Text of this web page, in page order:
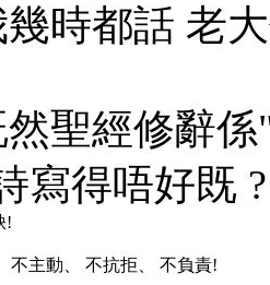
幾時都話 老
聖經修辭
寫得唔好既 ?
!
不主動、 不抗拒、 不負責!